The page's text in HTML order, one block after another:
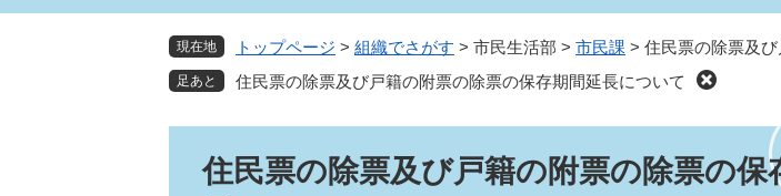
文
現在地 トップページ > 組織でさがす > 市民生活部 > 市民課 > 住民票の除票及
住民票の除票及び戸籍の附票の除票の保存期間延長について
住民票の除票及び戸籍の附票の除票の保